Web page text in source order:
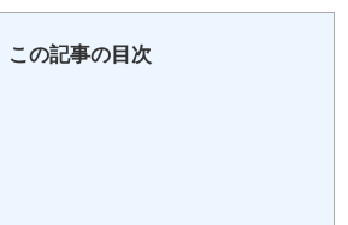
この記事の目次